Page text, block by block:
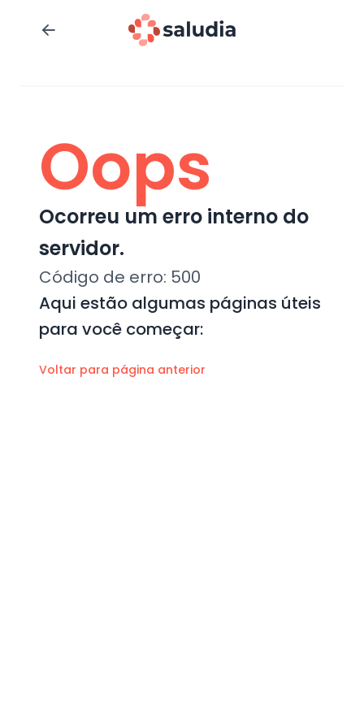
Oops
Ocorreu um erro interno do
servidor.
Código de erro: 500
Aqui estão algumas páginas úteis
para você começar:
Voltar para página anterior